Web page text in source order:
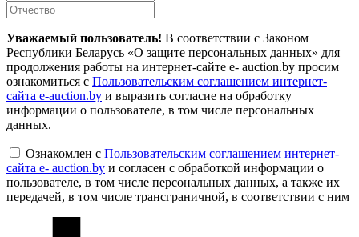
Уважаемый пользователь! В соответствии с Законом
Республики Беларусь «О защите персональных данных» для
продолжения работы на интернет-сайте e- auction.by просим
ознакомиться с Пользовательским соглашением интернет-
сайта e-auction.by и выразить согласие на обработку
информации о пользователе, в том числе персональных
данных.
Ознакомлен с Пользовательским соглашением интернет-
сайта e- auction.by и согласен с обработкой информации о
пользователе, в том числе персональных данных, а также их
передачей, в том числе трансграничной, в соответствии с ним